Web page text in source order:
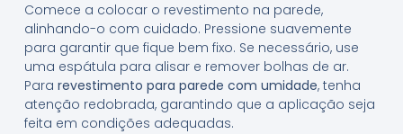
Comece a colocar o revestimento na parede,
alinhando-o com cuidado. Pressione suavemente
para garantir que fique bem fixo. Se necessário, use
uma espátula para alisar e remover bolhas de ar.
Para revestimento para parede com umidade, tenha
atenção redobrada, garantindo que a aplicação seja
feita em condições adequadas.